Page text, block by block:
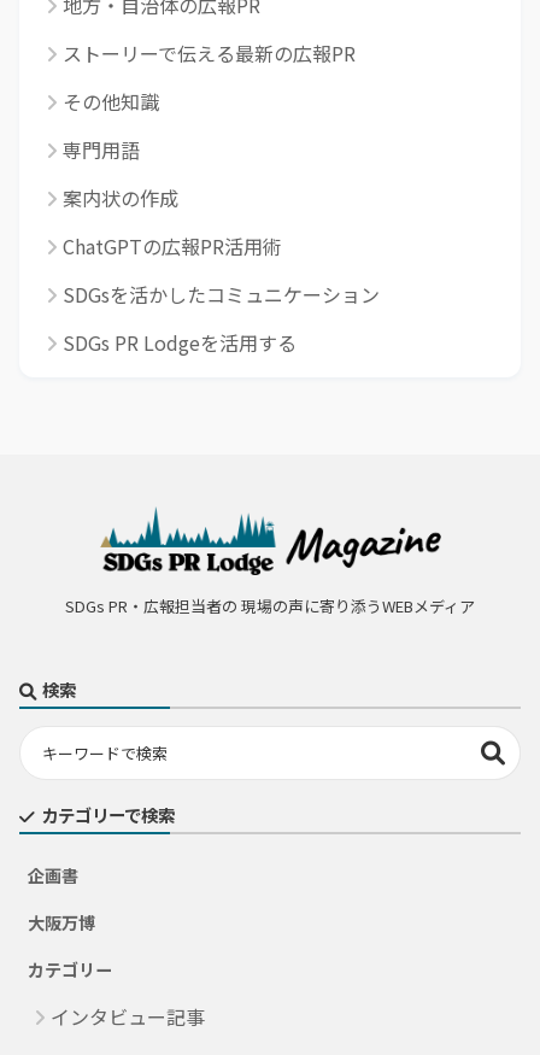
ストーリーで伝える最新の広報PR
その他知識
専門用語
案内状の作成
ChatGPTの広報PR活用術
SDGsを活かしたコミュニケーション
SDGs PR Lodgeを活用する
SDGs PR・広報担当者の 現場の声に寄り添うWEBメディア
検索
カテゴリーで検索
企画書
大阪万博
カテゴリー
インタビュー記事